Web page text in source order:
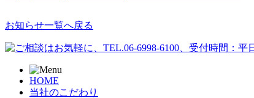
お知らせ一覧へ戻る
HOME
当社のこだわり